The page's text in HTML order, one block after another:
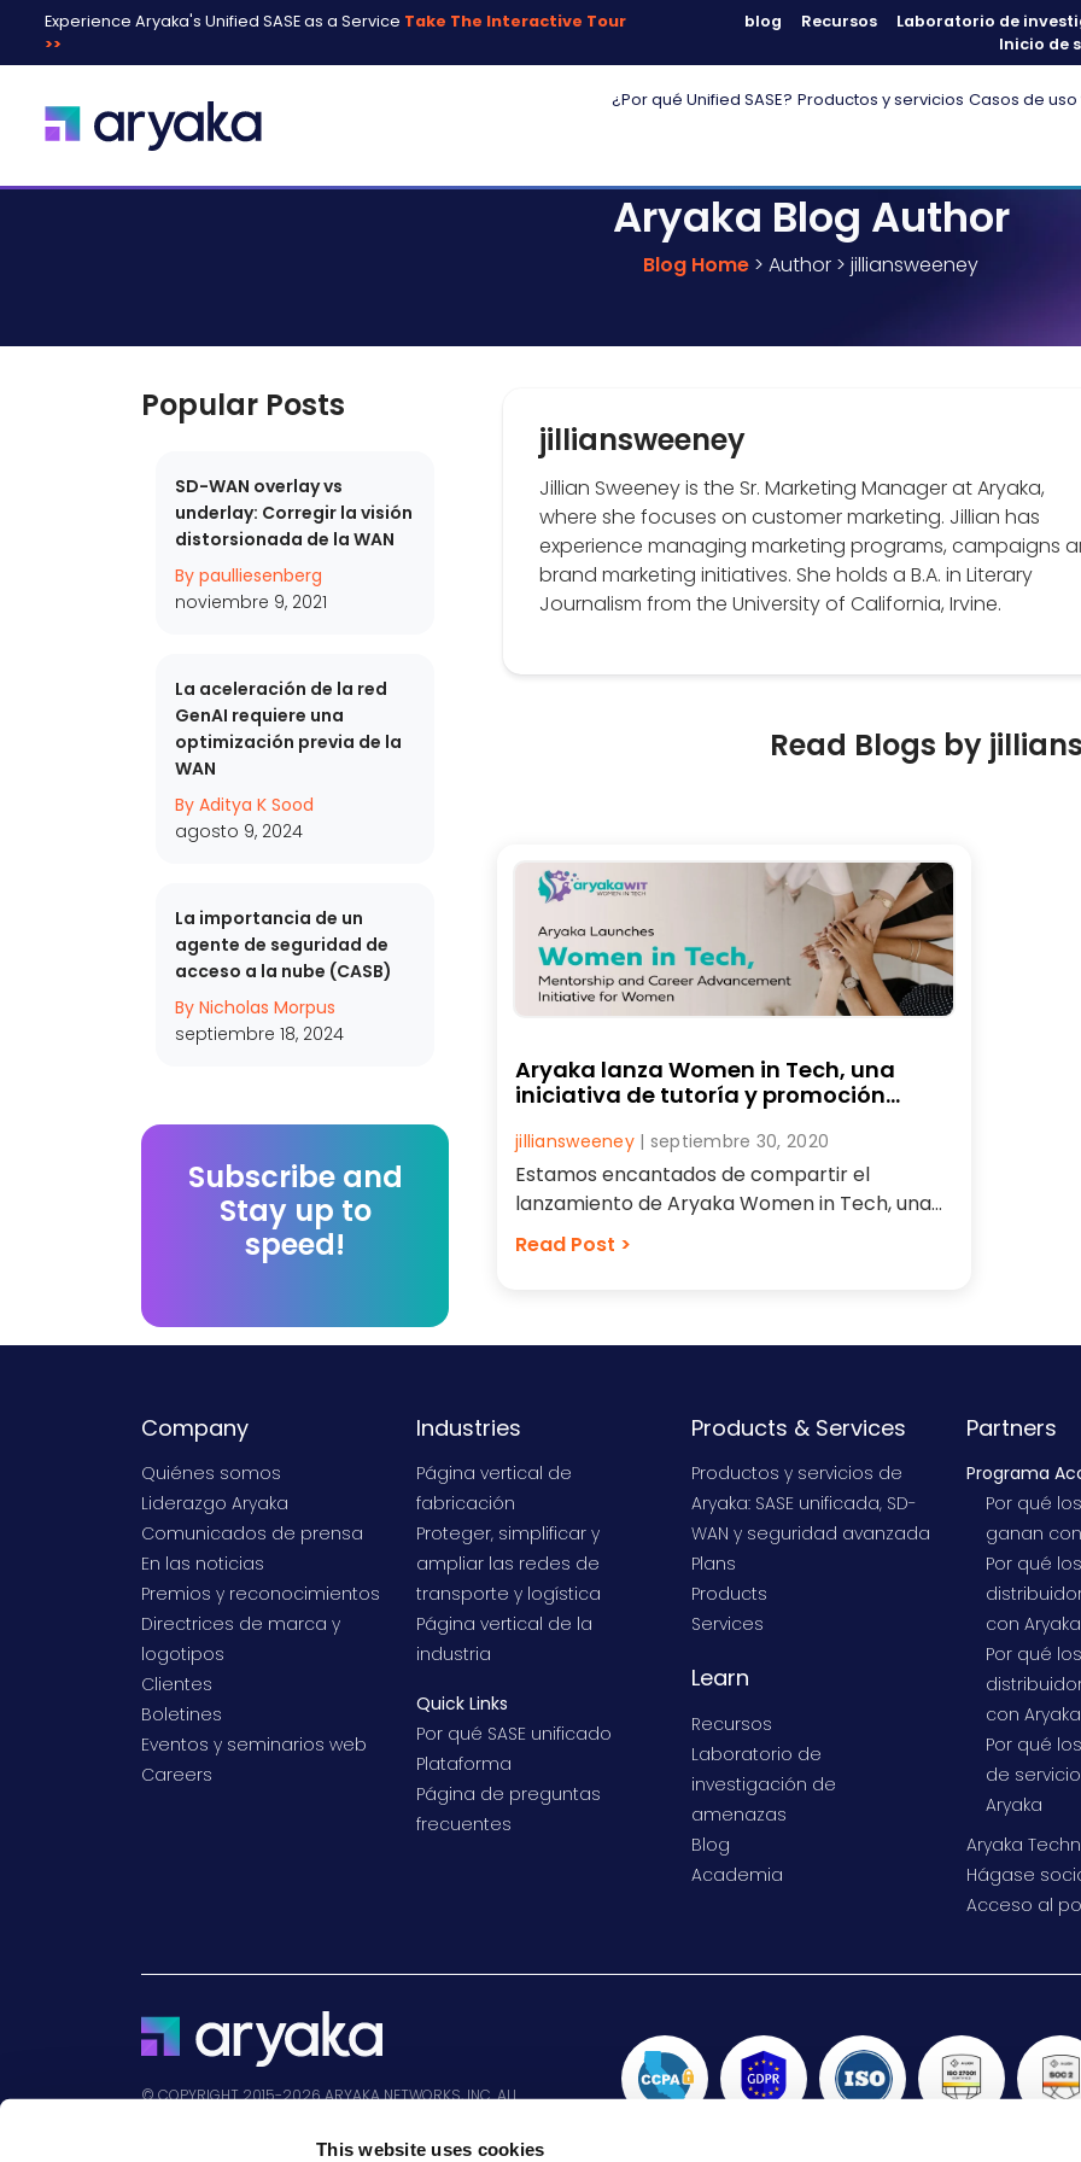
This website uses cookies
Experience Aryaka's Unified SASE as a Service Take The Interactive Tour
>>
blog Recursos Laboratorio de
Inicio de
¿Por qué Unified SASE? Productos y servicios Casos de uso
Aryaka Blog Author
Blog Home > Author > jilliansweeney
Popular Posts
SD-WAN overlay vs
underlay: Corregir la visión
distorsionada de la WAN
By paulliesenberg
noviembre 9, 2021
La aceleración de la red
GenAI requiere una
optimización previa de la
WAN
By Aditya K Sood
agosto 9, 2024
La importancia de un
agente de seguridad de
acceso a la nube (CASB)
By Nicholas Morpus
septiembre 18, 2024
Subscribe and
Stay up to
speed!
jilliansweeney
Jillian Sweeney is the Sr. Marketing Manager at Aryaka,
where she focuses on customer marketing. Jillian has
experience managing marketing programs, campaigns
brand marketing initiatives. She holds a B.A. in Literary
Journalism from the University of California, Irvine.
Read Blogs by
Aryaka lanza Women in Tech, una
iniciativa de tutoría y promoción
jilliansweeney| septiembre 30, 2020
Estamos encantados de compartir el
lanzamiento de Aryaka Women in Tech, una
iniciativa destinada a empoderar y elevar a
Read Post >
Company
Quiénes somos
Liderazgo Aryaka
Comunicados de prensa
En las noticias
Premios y reconocimientos
Directrices de marca y
logotipos
Clientes
Boletines
Eventos y seminarios web
Careers
Industries
Página vertical de
fabricación
Proteger, simplificar y
ampliar las redes de
transporte y logística
Página vertical de la
industria
Quick Links
Por qué SASE unificado
Plataforma
Página de preguntas
frecuentes
Products & Services
Productos y servicios de
Aryaka: SASE unificada, SD-
WAN y seguridad avanzada
Plans
Products
Services
Learn
Recursos
Laboratorio de
investigación de
amenazas
Blog
Academia
Partners
Programa
Por qué
ganan
Por qué los
con Aryaka
Por qué los
con Aryaka
Por qué
de
Aryaka
Aryaka
Hágase
Acceso al
© COPYRIGHT 2015-2026 ARYAKA NETWORKS, INC. ALL